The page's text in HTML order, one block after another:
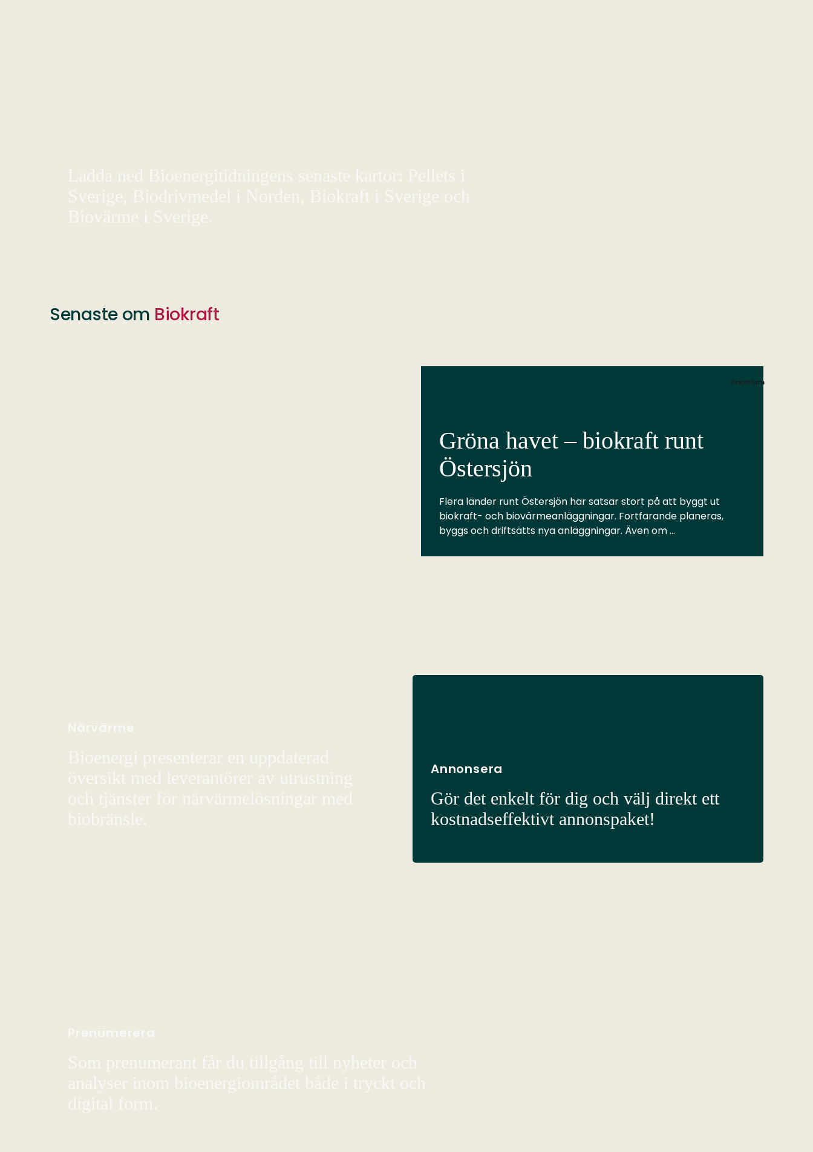
Ladda ned Bioenergitidningens senaste kartor: Pellets i
Sverige, Biodrivmedel i Norden, Biokraft i Sverige och
Biovärme i Sverige.
Senaste om Biokraft
Premium
Gröna havet – biokraft runt
Östersjön
Flera länder runt Östersjön har satsar stort på att byggt ut
biokraft- och biovärmeanläggningar. Fortfarande planeras,
byggs och driftsätts nya anläggningar. Även om …
Närvärme
Bioenergi presenterar en uppdaterad
översikt med leverantörer av utrustning
och tjänster för närvärmelösningar med
biobränsle.
Annonsera
Gör det enkelt för dig och välj direkt ett
kostnadseffektivt annonspaket!
Prenumerera
Som prenumerant får du tillgång till nyheter och
analyser inom bioenergiområdet både i tryckt och
digital form.